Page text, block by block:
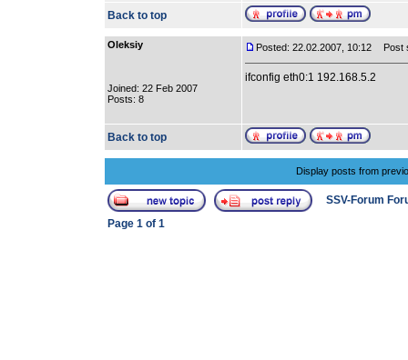
Back to top
Oleksiy
Joined: 22 Feb 2007
Posts: 8
Posted: 22.02.2007, 10:12 Post
ifconfig eth0:1 192.168.5.2
Back to top
Display posts from
SSV-Forum
Page 1 of 1